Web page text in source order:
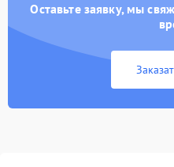
Оставьте заявку, мы